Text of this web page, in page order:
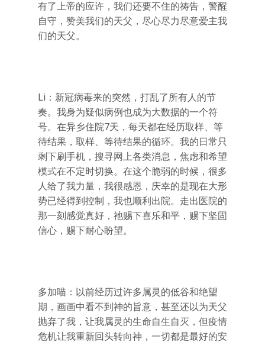
有了上帝的应许，我们还要不住的祷告，警醒
自守，赞美我们的天父，尽心尽力尽意爱主我
们的天父。
Li：新冠病毒来的突然，打乱了所有人的节
奏。我身为疑似病例也成为大数据的一个符
号。在异乡住院7天，每天都在经历取样、等
待结果，取样、等待结果的循环。我的日常只
剩下刷手机，搜寻网上各类消息，焦虑和希望
模式在不定时切换。在这个脆弱的时候，很多
人给了我力量，我很感恩，庆幸的是现在大形
势已经得到控制，我也顺利出院。走出医院的
那一刻感觉真好，祂赐下喜乐和平，赐下坚固
信心，赐下耐心盼望。
多加喵：以前经历过许多属灵的低谷和绝望
期，画画中看不到神的旨意，甚至还以为天父
抛弃了我，让我属灵的生命自生自灭，但疫情
危机让我重新回头转向神，一切都是最好的安